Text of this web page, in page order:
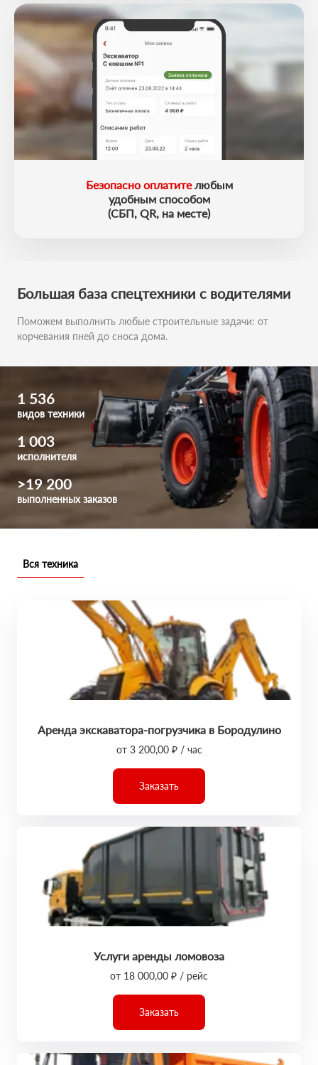
Безопасно оплатителюбым
удобным способом
(СБП, QR, на месте)
Большая база спецтехники с водителями
Поможем выполнить любые строительные задачи: от
корчевания пней до сноса дома.
1 536
видов техники
1 003
исполнителя
>19 200
выполненных заказов
Вся техника
Аренда экскаватора-погрузчика в Бородулино
от 3 200,00 ₽ / час
Заказать
Услуги аренды ломовоза
от 18 000,00 ₽ / рейс
Заказать